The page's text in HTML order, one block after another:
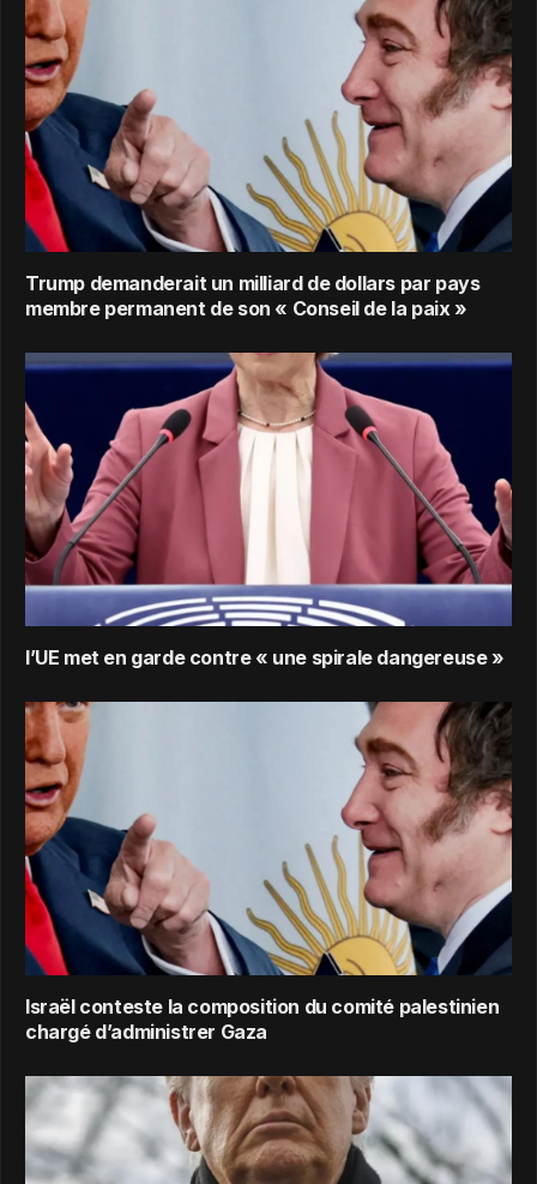
Trump demanderait un milliard de dollars par pays
membre permanent de son « Conseil de la paix »
l’UE met en garde contre « une spirale dangereuse »
Israël conteste la composition du comité palestinien
chargé d’administrer Gaza